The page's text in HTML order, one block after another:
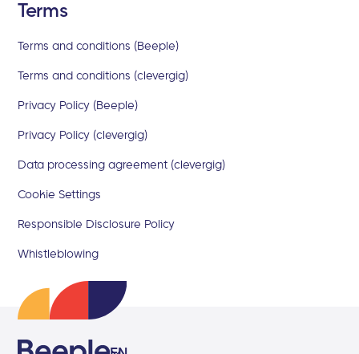
Terms
Terms and conditions (Beeple)
Terms and conditions (clevergig)
Privacy Policy (Beeple)
Privacy Policy (clevergig)
Data processing agreement (clevergig)
Cookie Settings
Responsible Disclosure Policy
Whistleblowing